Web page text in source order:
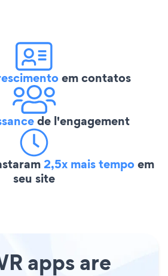
em contatos
de l'engagement
2,5x mais tempoem
seu site
apps are